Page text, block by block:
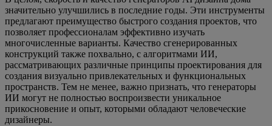
значительно улучшились в последние годы. Эти инструменты
предлагают преимущество быстрого создания проектов, что
позволяет профессионалам эффективно изучать
многочисленные варианты. Качество сгенерированных
конструкций также похвально, с алгоритмами ИИ,
рассматривающих различные принципы проектирования для
создания визуально привлекательных и функциональных
пространств. Тем не менее, важно признать, что генераторы
ИИ могут не полностью воспроизвести уникальное
прикосновение и опыт, которыми обладают человеческие
дизайнеры.